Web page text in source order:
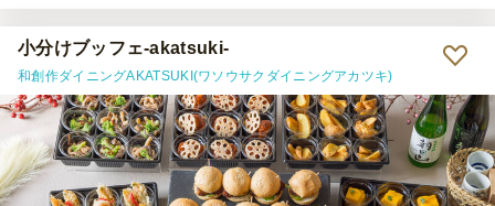
すく、見た目も華やかで、参加者からも「おしゃれ！」「美味し
い！」という声が多く聞かれました。会話を楽しみながら食べやすい
サイズ感だったのも良かったです。 今回は約32名（主に女性）で利
用しましたが、料理は少し余るくらいのボリュームでした。 十分な
量がある一方で、次回は少し少なめでも良さそうだと感じました。
総合的には、準備から当日まで非常にスムーズで、安心してイベント
運営ができました。 30名前後の交流会や懇親会を開催する方にはお
すすめできるケータリングサービスです。 ありがとうございまし
小分けブッフェ-akatsuki-
和創作ダイニングAKATSUKI(ワソウサクダイニングアカツキ)